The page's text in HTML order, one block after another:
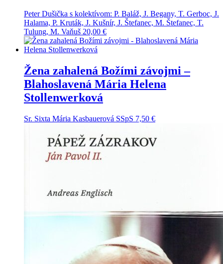
Peter Dušička s kolektívom: P. Baláž, J. Begany, T. Gerboc, J.
Halama, P. Kruták, J. Kušnír, J. Štefanec, M. Štefanec, T.
Tulung, M. Vaňuš 20,00 €
Žena zahalená Božími závojmi –
Blahoslavená Mária Helena
Stollenwerková
Sr. Sixta Mária Kasbauerová SSpS 7,50 €